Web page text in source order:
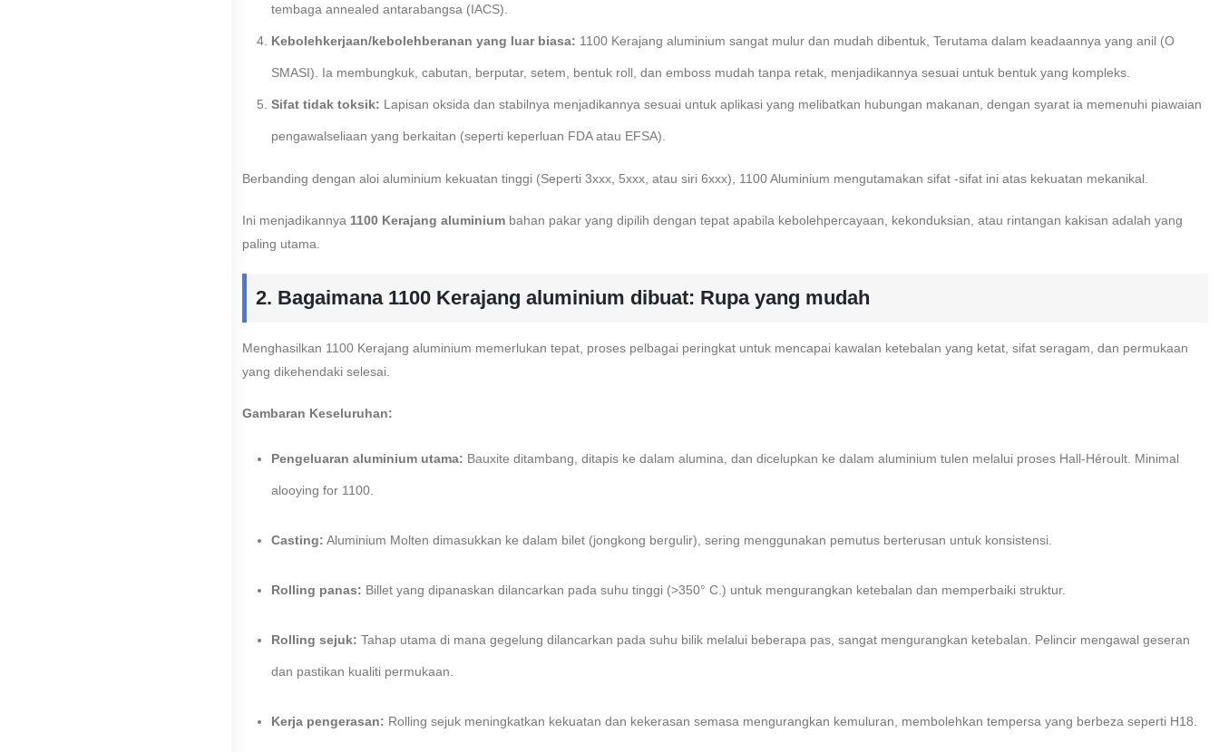
tembaga annealed antarabangsa (IACS).
Kebolehkerjaan/kebolehberanan yang luar biasa: 1100 Kerajang aluminium sangat mulur dan mudah dibentuk, Terutama dalam keadaannya yang anil (O
SMASI). Ia membungkuk, cabutan, berputar, setem, bentuk roll, dan emboss mudah tanpa retak, menjadikannya sesuai untuk bentuk yang kompleks.
Sifat tidak toksik: Lapisan oksida dan stabilnya menjadikannya sesuai untuk aplikasi yang melibatkan hubungan makanan, dengan syarat ia memenuhi piawaian
pengawalseliaan yang berkaitan (seperti keperluan FDA atau EFSA).
Berbanding dengan aloi aluminium kekuatan tinggi (Seperti 3xxx, 5xxx, atau siri 6xxx), 1100 Aluminium mengutamakan sifat -sifat ini atas kekuatan mekanikal.
Ini menjadikannya 1100 Kerajang aluminium bahan pakar yang dipilih dengan tepat apabila kebolehpercayaan, kekonduksian, atau rintangan kakisan adalah yang
paling utama.
2. Bagaimana 1100 Kerajang aluminium dibuat: Rupa yang mudah
Menghasilkan 1100 Kerajang aluminium memerlukan tepat, proses pelbagai peringkat untuk mencapai kawalan ketebalan yang ketat, sifat seragam, dan permukaan
yang dikehendaki selesai.
Gambaran Keseluruhan:
Pengeluaran aluminium utama: Bauxite ditambang, ditapis ke dalam alumina, dan dicelupkan ke dalam aluminium tulen melalui proses Hall-Héroult. Minimal
alooying for 1100.
Casting: Aluminium Molten dimasukkan ke dalam bilet (jongkong bergulir), sering menggunakan pemutus berterusan untuk konsistensi.
Rolling panas: Billet yang dipanaskan dilancarkan pada suhu tinggi (>350° C.) untuk mengurangkan ketebalan dan memperbaiki struktur.
Rolling sejuk: Tahap utama di mana gegelung dilancarkan pada suhu bilik melalui beberapa pas, sangat mengurangkan ketebalan. Pelincir mengawal geseran
dan pastikan kualiti permukaan.
Kerja pengerasan: Rolling sejuk meningkatkan kekuatan dan kekerasan semasa mengurangkan kemuluran, membolehkan tempersa yang berbeza seperti H18.